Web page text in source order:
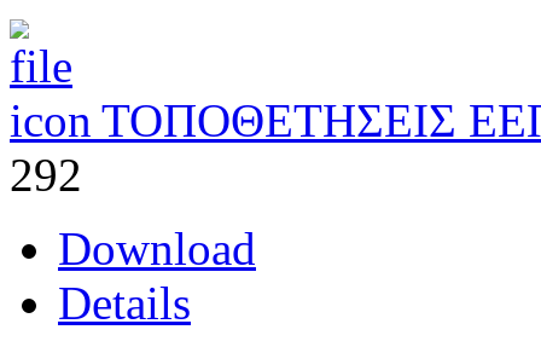
ΤΟΠΟΘΕΤΗΣΕΙΣ
292
Download
Details